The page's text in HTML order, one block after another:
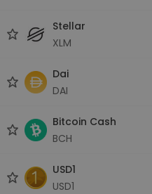
Stellar
XLM
Dai
DAI
Bitcoin Cash
BCH
USD1
USD1